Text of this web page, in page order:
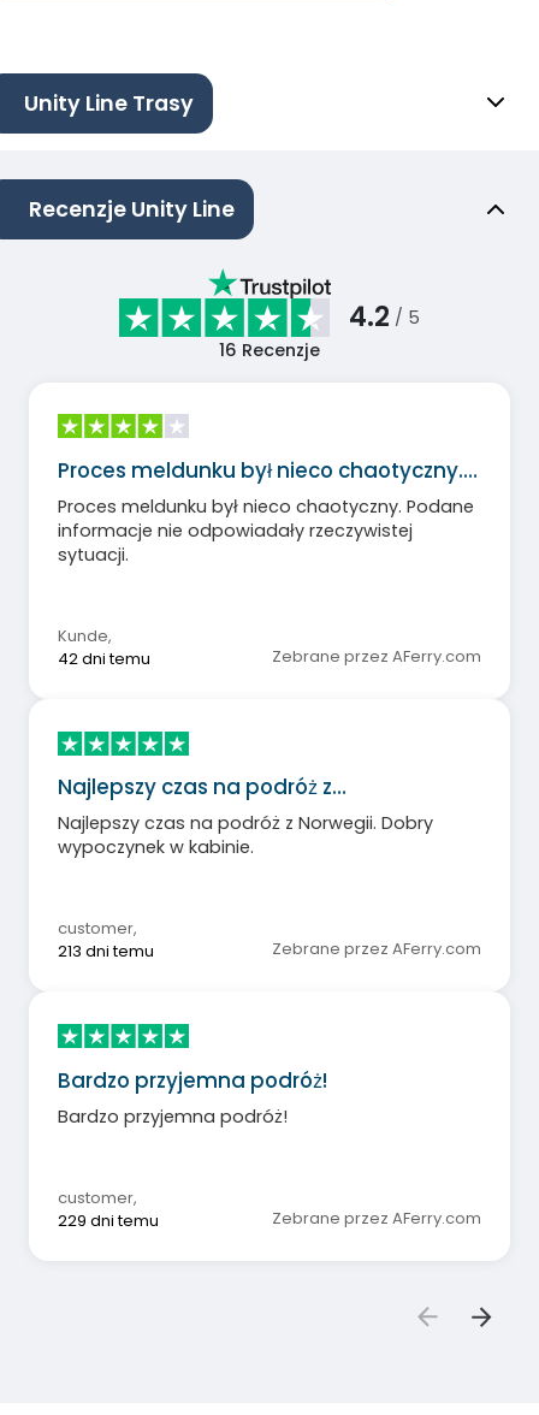
Unity Line Trasy
Recenzje Unity Line
4.2 / 5
16 Recenzje
Proces meldunku był nieco chaotyczny.…
Proces meldunku był nieco chaotyczny. Podane
informacje nie odpowiadały rzeczywistej
sytuacji.
Kunde,
42 dni temu
Zebrane przez AFerry.com
Najlepszy czas na podróż z…
Najlepszy czas na podróż z Norwegii. Dobry
wypoczynek w kabinie.
customer,
213 dni temu
Zebrane przez AFerry.com
Bardzo przyjemna podróż!
Bardzo przyjemna podróż!
customer,
229 dni temu
Zebrane przez AFerry.com